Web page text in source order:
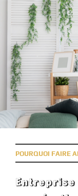
POURQUOI FAIRE
Entreprise